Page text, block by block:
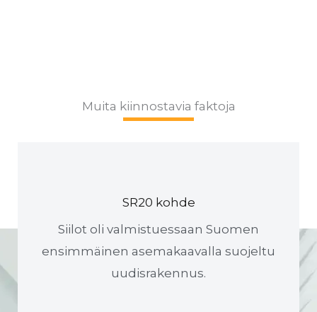
Muita kiinnostavia faktoja
SR20 kohde
Siilot oli valmistuessaan Suomen
ensimmäinen asemakaavalla suojeltu
uudisrakennus.